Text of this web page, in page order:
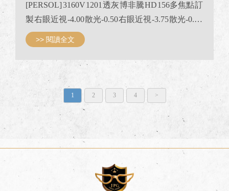
[PERSOL] 3160V 1201 透灰 博非騰 HD 156多焦點 訂
製 右眼近視 -4.00 散光-0.50 右眼近視 -3.75 散光-0.50
看近加入度： +2.00 JPG京品眼鏡 PERSOL台灣經
銷
>> 閱讀全文
1 2 3 4 >